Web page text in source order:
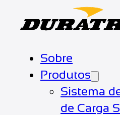
Sobre
Produtos
Sistema
de Carga